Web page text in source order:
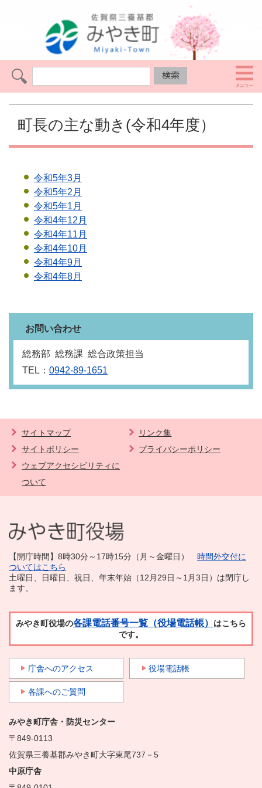
町長の主な動き(令和4年度）
令和5年3月
令和5年2月
令和5年1月
令和4年12月
令和4年11月
令和4年10月
令和4年9月
令和4年8月
お問い合わせ
総務部 総務課 総合政策担当
TEL： 0942-89-1651
サイトマップ
リンク集
サイトポリシー
プライバシーポリシー
ウェブアクセシビリティに
ついて
【開庁時間】8時30分～17時15分（月～金曜日） 時間外交付に
ついてはこちら
土曜日、日曜日、祝日、年末年始（12月29日～1月3日）は閉庁し
ます。
みやき町役場の各課電話番号一覧（役場電話帳） はこちら
です。
庁舎へのアクセス 役場電話帳
各課へのご質問
みやき町庁舎・防災センター
〒849-0113
佐賀県三養基郡みやき町大字東尾737－5
中原庁舎